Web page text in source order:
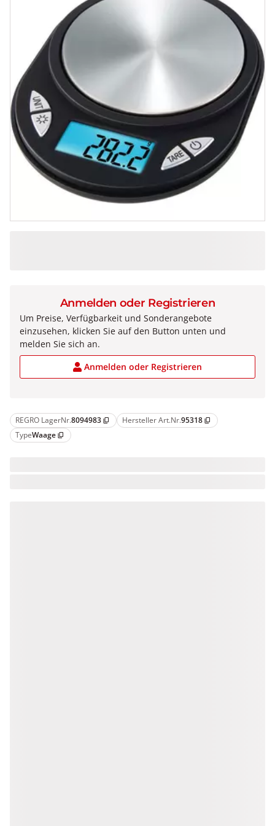
REGRO LagerNr.8094983 content_copy Hersteller Art.Nr.95318 content_copy
TypeWaage content_copy
Anmelden oder Registrieren
Um Preise, Verfügbarkeit und Sonderangebote
einzusehen, klicken Sie auf den Button unten und
melden Sie sich an.
Anmelden oder Registrieren